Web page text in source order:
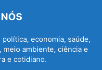
economia, saúde,
meio ambiente, ciência e
e cotidiano.